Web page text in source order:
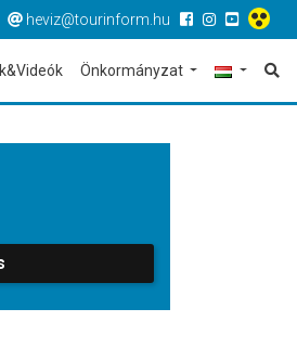
heviz@tourinform.hu
Önkormányzat